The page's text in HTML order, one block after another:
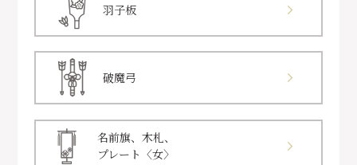
羽子板
破魔弓
名前旗、木札、
プレート〈女〉